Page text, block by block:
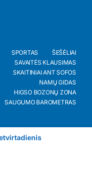
SPORTAS
ŠEŠĖLIAI
SAVAITĖS KLAUSIMAS
SKAITINIAI ANT SOFOS
NAMŲ GIDAS
HIGSO BOZONŲ ZONA
SAUGUMO BAROMETRAS